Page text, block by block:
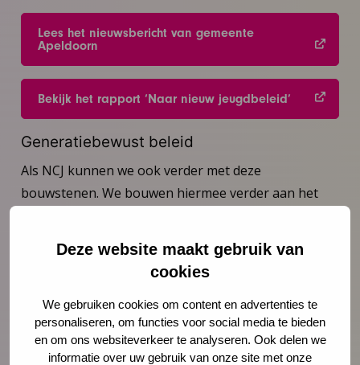
Deze website maakt gebruik van
cookies
We gebruiken cookies om content en advertenties te
personaliseren, om functies voor social media te bieden
en om ons websiteverkeer te analyseren. Ook delen we
informatie over uw gebruik van onze site met onze
Lees het nieuwsbericht van gemeente
Apeldoorn
Bekijk het rapport ‘Naar nieuw jeugdbeleid’
Generatiebewust beleid
Als NCJ kunnen we ook verder met deze
bouwstenen. We bouwen hiermee verder aan het
met het verleden, de maatschappelijke opgaven van
vandaag, maar ook de vraagstukken van generaties
na ons. We komen graag in gesprek over ons werk
in Apeldoorn en de bevindingen daar.